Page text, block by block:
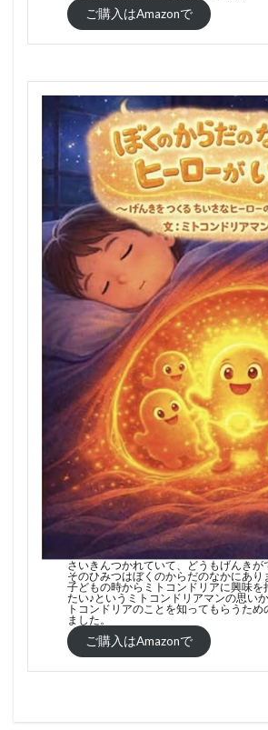
ご購入はAmazonで
さいきんつかれていて、どうもげんきが
そのひみつはぼくのからだのなかにあり
子どもの時からミトコンドリアに興味を
たい♪というミトコンドリアマンの思い
トコンドリアのことを知ってもらうため
ました。
ご購入はAmazonで